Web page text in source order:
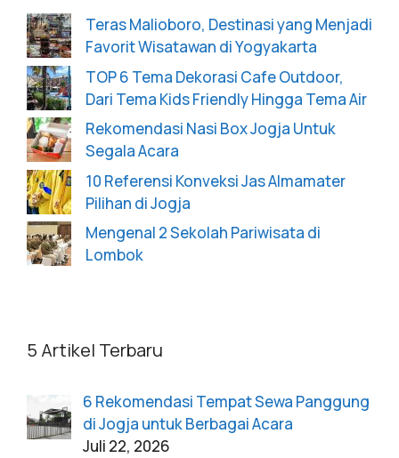
Teras Malioboro, Destinasi yang Menjadi
Favorit Wisatawan di Yogyakarta
TOP 6 Tema Dekorasi Cafe Outdoor,
Dari Tema Kids Friendly Hingga Tema Air
Rekomendasi Nasi Box Jogja Untuk
Segala Acara
10 Referensi Konveksi Jas Almamater
Pilihan di Jogja
Mengenal 2 Sekolah Pariwisata di
Lombok
5 Artikel Terbaru
6 Rekomendasi Tempat Sewa Panggung
di Jogja untuk Berbagai Acara
Juli 22, 2026